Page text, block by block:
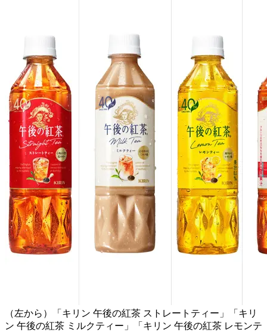
（左から）「キリン 午後の紅茶 ストレートティー」「キリ
ン 午後の紅茶 ミルクティー」「キリン 午後の紅茶 レモンテ